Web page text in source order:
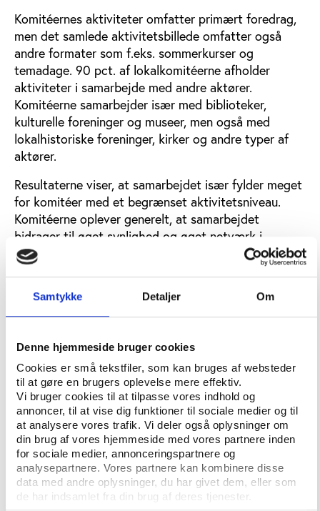
Samtykke Detaljer Om
Denne hjemmeside bruger cookies
Cookies er små tekstfiler, som kan bruges af websteder
til at gøre en brugers oplevelse mere effektiv.
Vi bruger cookies til at tilpasse vores indhold og
annoncer, til at vise dig funktioner til sociale medier og til
at analysere vores trafik. Vi deler også oplysninger om
din brug af vores hjemmeside med vores partnere inden
for sociale medier, annonceringspartnere og
analysepartnere. Vores partnere kan kombinere disse
data med andre oplysninger, du har givet dem, eller som
de har indsamlet fra din brug af deres tjenester.
Komitéernes aktiviteter omfatter primært foredrag,
men det samlede aktivitetsbillede omfatter også
andre formater som f.eks. sommerkurser og
temadage. 90 pct. af lokalkomitéerne afholder
aktiviteter i samarbejde med andre aktører.
Komitéerne samarbejder især med biblioteker,
kulturelle foreninger og museer, men også med
lokalhistoriske foreninger, kirker og andre typer af
aktører.
Resultaterne viser, at samarbejdet især fylder meget
for komitéer med et begrænset aktivitetsniveau.
Komitéerne oplever generelt, at samarbejdet
bidrager til øget synlighed og øget netværk i
lokalsamfundet, samt giver mulighed for berøring
med nye målgrupper.
Organisatoriske udfordringer fylder mest
komitéerne trives, er der også udfordringer. Som
figur 3 viser, har mange lokalkomitéer svært ved at
tiltrække yngre kræfter til komitéernes styrelser og
med generelt at finde medlemmer til styrelsen. Dette
billede understøttes af, at medlemmerne i
styrelserne er blevet ældre siden 2015-
undersøgelsen.
Figur 3: Oplevede udfordringer (pct.)